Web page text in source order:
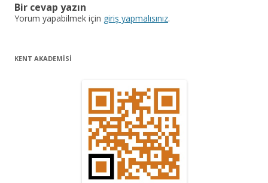
d
a
Bir cevap yazın
Yorum yapabilmek için giriş yapmalısınız.
KENT AKADEMİSİ